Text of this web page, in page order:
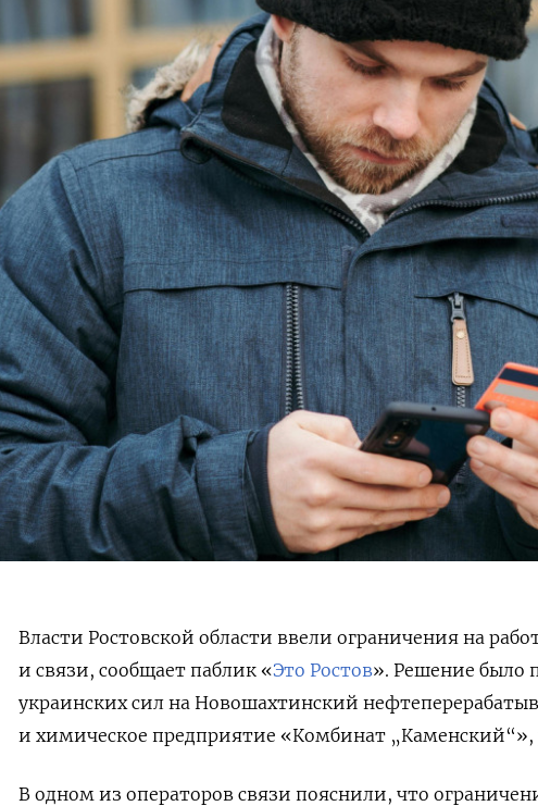
Власти Ростовской области ввели ограничения на
и связи, сообщает паблик «Это Ростов». Решение было
украинских сил на Новошахтинский
и химическое предприятие «Комбинат „Каменский“»,
В одном из операторов связи пояснили, что